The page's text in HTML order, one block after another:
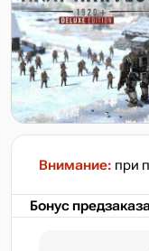
Внимание: при
Бонус